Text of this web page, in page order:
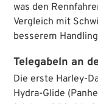
was den
Vergleich mit
besserem
Telegabeln an
Die erste Harley-
Hydra-Glide